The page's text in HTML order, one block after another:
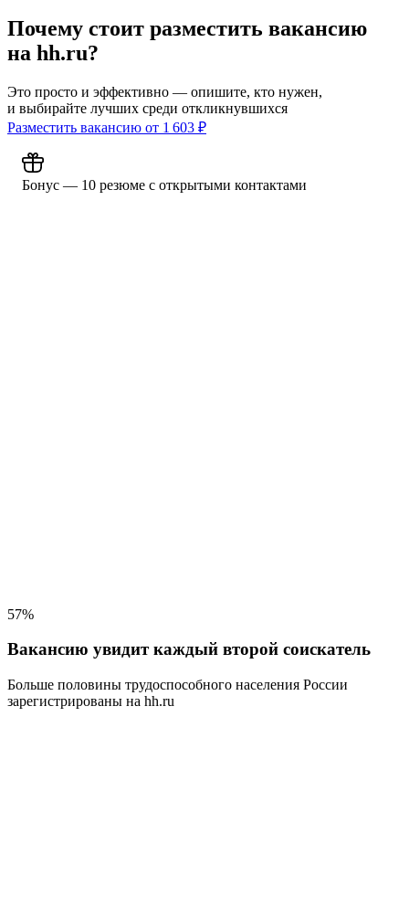
Почему стоит разместить вакансию
на hh.ru?
Это просто и эффективно — опишите, кто нужен,
и выбирайте лучших среди откликнувшихся
Разместить вакансию от 1 603 ₽
Бонус — 10 резюме с открытыми контактами
57%
Вакансию увидит каждый второй соискатель
Больше половины трудоспособного населения России
зарегистрированы на hh.ru